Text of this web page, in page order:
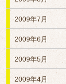
2009年7月
2009年6月
2009年5月
2009年4月